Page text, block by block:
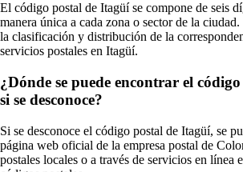
El código postal de Itagüí se compone de seis
manera única a cada zona o sector de la
la clasificación y distribución de la
servicios postales en Itagüí.
¿Dónde se puede encontrar el
si se desconoce?
Si se desconoce el código postal de Itagüí, se
página web oficial de la empresa postal de
postales locales o a través de servicios en línea